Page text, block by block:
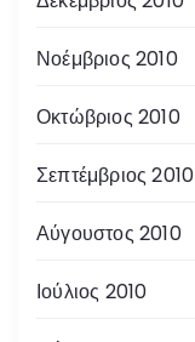
Νοέμβριος 2010
Οκτώβριος 2010
Σεπτέμβριος 2010
Αύγουστος 2010
Ιούλιος 2010